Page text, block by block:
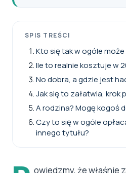
SPIS TREŚCI
Kto się tak w ogóle
Ile to realnie kosztuje w
No dobra, a gdzie jest
Jak się to załatwia, krok
A rodzina? Mogę kogoś
Czy to się w ogóle
innego tytułu?
owiedzmy, że właśnie